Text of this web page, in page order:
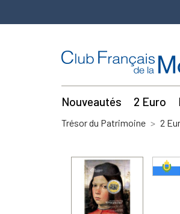
Nouveautés 2 Euro
Trésor du Patrimoine 2